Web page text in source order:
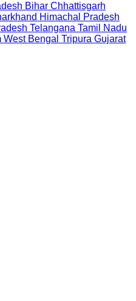
Bihar Chhattisgarh
Himachal Pradesh
Telangana Tamil Nadu
West Bengal Tripura Gujarat